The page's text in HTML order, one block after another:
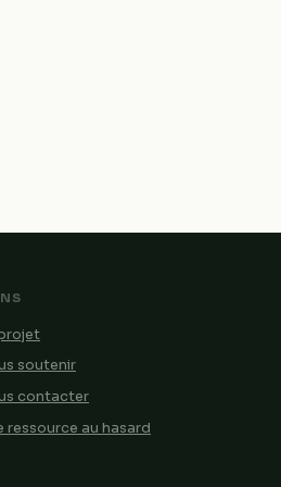
soutenir
contacter
ressource au hasard